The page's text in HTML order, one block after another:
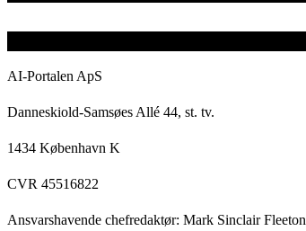
AI-Portalen ApS
Danneskiold-Samsøes Allé 44, st. tv.
1434 København K
CVR 45516822
Ansvarshavende chefredaktør: Mark Sinclair Fleeton